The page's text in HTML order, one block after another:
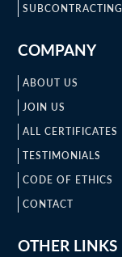
SUBCONTRACTING
COMPANY
ABOUT US
JOIN US
ALL CERTIFICATES
TESTIMONIALS
CODE OF ETHICS
CONTACT
OTHER LINKS